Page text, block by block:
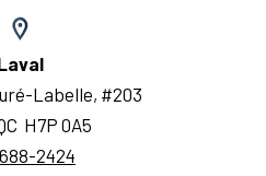
Labelle, #203
H7P 0A5
2424